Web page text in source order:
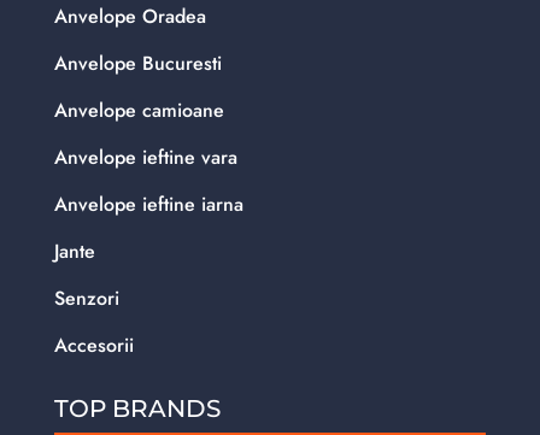
Anvelope Oradea
Anvelope Bucuresti
Anvelope camioane
Anvelope ieftine vara
Anvelope ieftine iarna
Jante
Senzori
Accesorii
TOP BRANDS